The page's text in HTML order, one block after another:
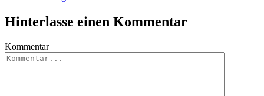
Hinterlasse einen Kommentar
Kommentar